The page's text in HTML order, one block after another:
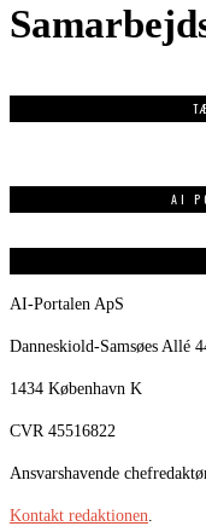
AI
AI-Portalen ApS
Danneskiold-Samsøes Allé
1434 København K
CVR 45516822
Ansvarshavende
Kontakt redaktionen